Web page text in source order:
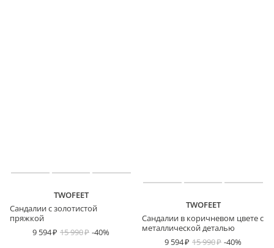
TWOFEET
Сандалии с золотистой
пряжкой
9 594
15 990 -40%
TWOFEET
Сандалии в коричневом цвете с
металлической деталью
9 594
15 990 -40%